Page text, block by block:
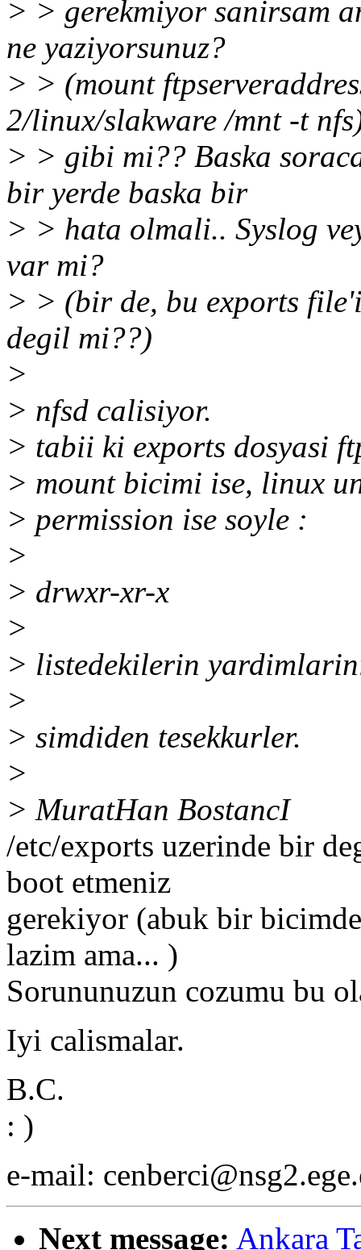
> > gerekmiyor sanirsam
ne yaziyorsunuz?
> > (mount
2/linux/slakware /mnt -t
> > gibi mi?? Baska
bir yerde baska bir
> > hata olmali.. Syslog
var mi?
> > (bir de, bu exports
degil mi??)
>
> nfsd calisiyor.
> tabii ki exports dosyasi
> mount bicimi ise, linux
> permission ise soyle :
>
> drwxr-xr-x
>
> listedekilerin
>
> simdiden tesekkurler.
>
> MuratHan BostancI
/etc/exports uzerinde bir
boot etmeniz
gerekiyor (abuk bir
lazim ama... )
Sorununuzun cozumu bu
Iyi calismalar.
B.C.
: )
e-mail:
Next message: Ankara